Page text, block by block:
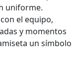
uniforme.
el equipo,
y momentos
un símbolo